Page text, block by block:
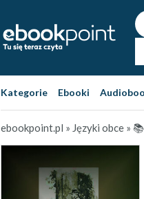
Kategorie Ebooki
ebookpoint.pl » Języki obce »